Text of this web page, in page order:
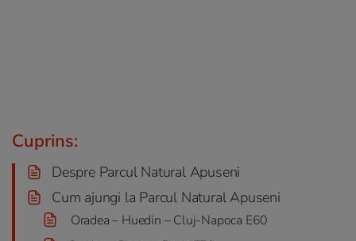
Cuprins:
Despre Parcul Natural Apuseni
Cum ajungi la Parcul Natural Apuseni
Oradea – Huedin – Cluj-Napoca E60